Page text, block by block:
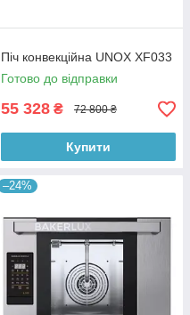
Піч конвекційна UNOX XF033
Готово до відправки
55 328 ₴ 72 800 ₴
Купити
–24%